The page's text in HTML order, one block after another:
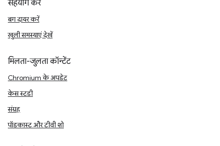
सहयोग करें
बग दायर करें
खुली समस्याएं देखें
मिलता-जुलता कॉन्टेंट
Chromium के अपडेट
केस स्टडी
संग्रह
पॉडकास्ट और टीवी शो